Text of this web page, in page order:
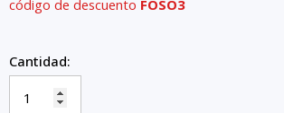
código de descuento FOSO3
Cantidad: